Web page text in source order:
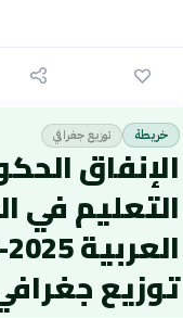
خريطة توزيع جغرافي
الإنفاق
التعليم في
توزيع